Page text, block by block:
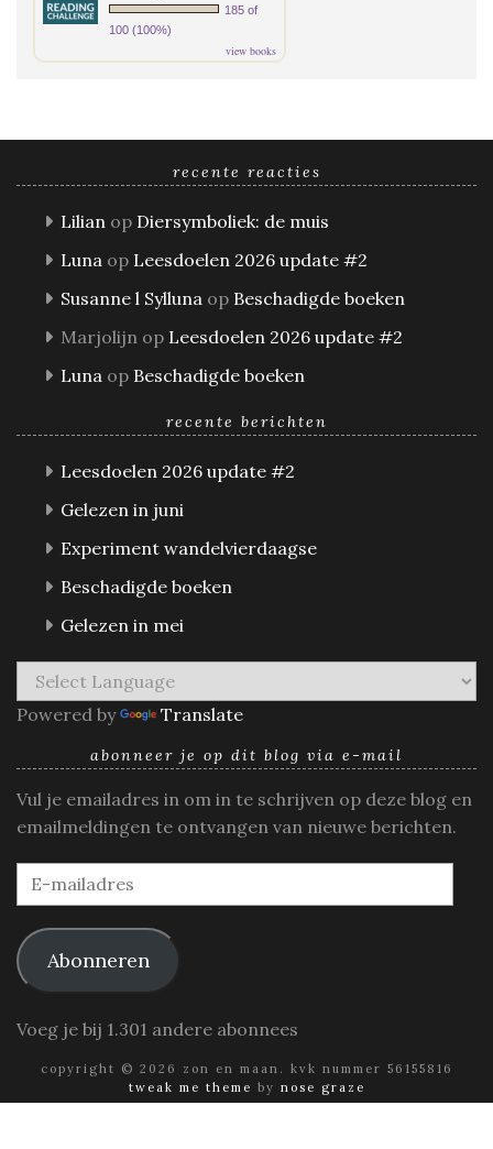
185 of
100 (100%)
view books
recente reacties
Lilian op Diersymboliek: de muis
Luna op Leesdoelen 2026 update #2
Susanne l Sylluna op Beschadigde boeken
Marjolijn op Leesdoelen 2026 update #2
Luna op Beschadigde boeken
recente berichten
Leesdoelen 2026 update #2
Gelezen in juni
Experiment wandelvierdaagse
Beschadigde boeken
Gelezen in mei
Powered by Translate
abonneer je op dit blog via e-mail
Vul je emailadres in om in te schrijven op deze blog en
emailmeldingen te ontvangen van nieuwe berichten.
E-
mailadres
Abonneren
Voeg je bij 1.301 andere abonnees
copyright © 2026 zon en maan. kvk nummer 56155816
tweak me theme by nose graze